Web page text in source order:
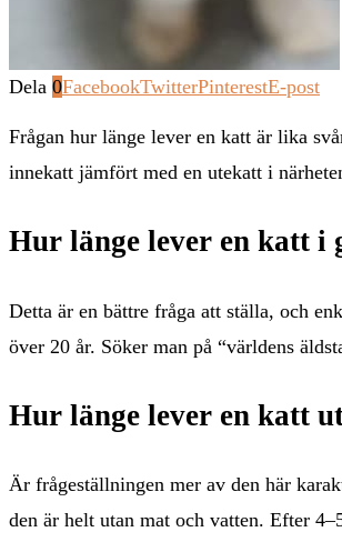
Dela 0FacebookTwitterPinterestE-post
Frågan hur länge lever en katt är lika
innekatt jämfört med en utekatt i
Hur länge lever en katt i
Detta är en bättre fråga att ställa, och
över 20 år. Söker man på “världens
Hur länge lever en katt
Är frågeställningen mer av den här
den är helt utan mat och vatten. Efter